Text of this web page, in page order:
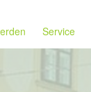
Service